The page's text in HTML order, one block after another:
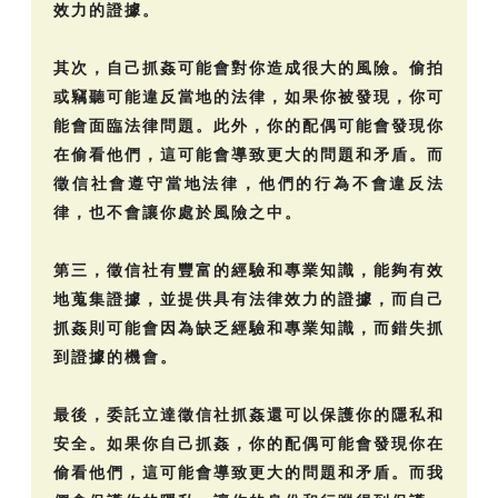
效力的證據。
其次，自己抓姦可能會對你造成很大的風險。偷拍
或竊聽可能違反當地的法律，如果你被發現，你可
能會面臨法律問題。此外，你的配偶可能會發現你
在偷看他們，這可能會導致更大的問題和矛盾。而
徵信社會遵守當地法律，他們的行為不會違反法
律，也不會讓你處於風險之中。
第三，徵信社有豐富的經驗和專業知識，能夠有效
地蒐集證據，並提供具有法律效力的證據，而自己
抓姦則可能會因為缺乏經驗和專業知識，而錯失抓
到證據的機會。
最後，委託立達徵信社抓姦還可以保護你的隱私和
安全。如果你自己抓姦，你的配偶可能會發現你在
偷看他們，這可能會導致更大的問題和矛盾。而我